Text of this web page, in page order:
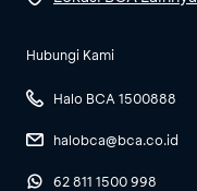
Hubungi Kami
Halo BCA 1500888
halobca@bca.co.id
62 811 1500 998